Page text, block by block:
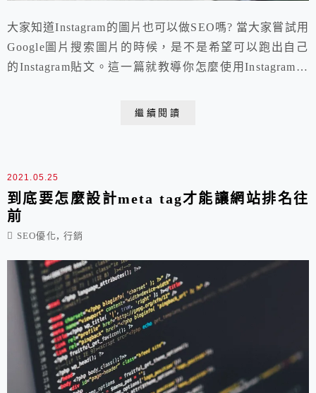
大家知道Instagram的圖片也可以做SEO嗎? 當大家嘗試用
Google圖片搜索圖片的時候，是不是希望可以跑出自己
的Instagram貼文。這一篇就教導你怎麼使用Instagram的
是為了幫助視障人士更方便了解圖片上的文字，沒想到也
繼續閱讀
2021.05.25
到底要怎麼設計meta tag才能讓網站排名往
前
SEO優化, 行銷